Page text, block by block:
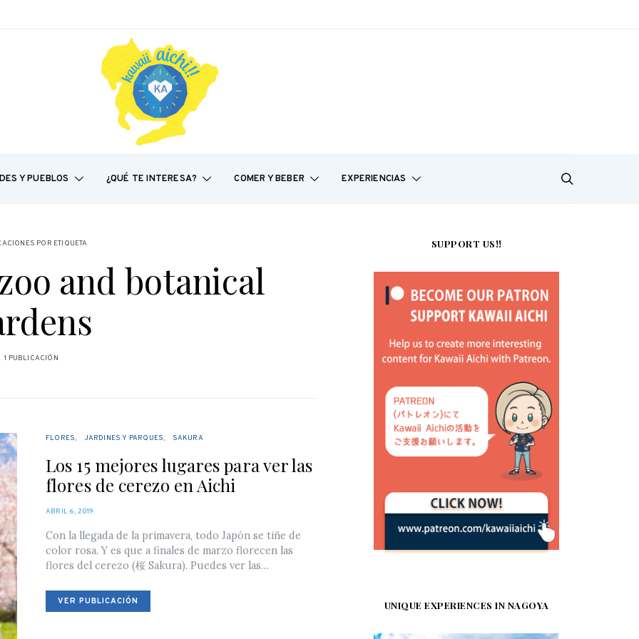
Y PUEBLOS ¿QUÉ TE INTERESA? COMER Y BEBER EXPERIENCIAS
POR ETIQUETA
and botanical
1 PUBLICACIÓN
FLORES JARDINES Y PARQUES SAKURA
Los 15 mejores lugares para ver las
flores de cerezo en Aichi
POSTED
ABRIL 6, 2019
Con la llegada de la primavera, todo Japón se tiñe de
color rosa. Y es que a finales de marzo florecen las
flores del cerezo (桜 Sakura). Puedes ver las…
VER PUBLICACIÓN
SUPPORT US!!
UNIQUE EXPERIENCES IN NAGOYA